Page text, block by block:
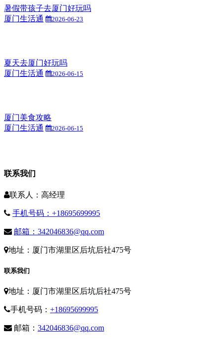
暑假带孩子去厦门好玩吗
厦门生活通
2026-06-23
夏天去厦门好玩吗
厦门生活通
2026-06-15
厦门美食攻略
厦门生活通
2026-06-15
联系我们
联系人：高经理
手机号码：+18695699995
邮箱：342046836@qq.com
地址：厦门市湖里区后坑后社475号
联系我们
地址：厦门市湖里区后坑后社475号
手机号码： +18695699995
邮箱： 342046836@qq.com